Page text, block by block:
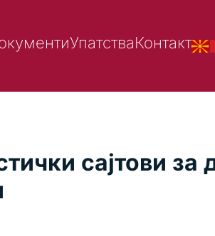
УпатстваКонтакт
сајтови за